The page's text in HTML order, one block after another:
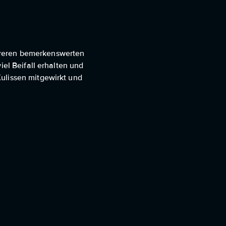
bemerkenswerten
Beifall erhalten und
mitgewirkt und